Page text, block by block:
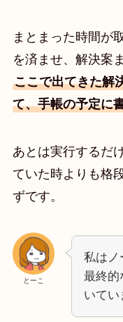
まとまった時間が
を済ませ、解決案
ここで出てきた解
て、手帳の予定に
あとは実行するだ
ていた時よりも格
ずです。
とーこ
私はノ
最終的
いてい